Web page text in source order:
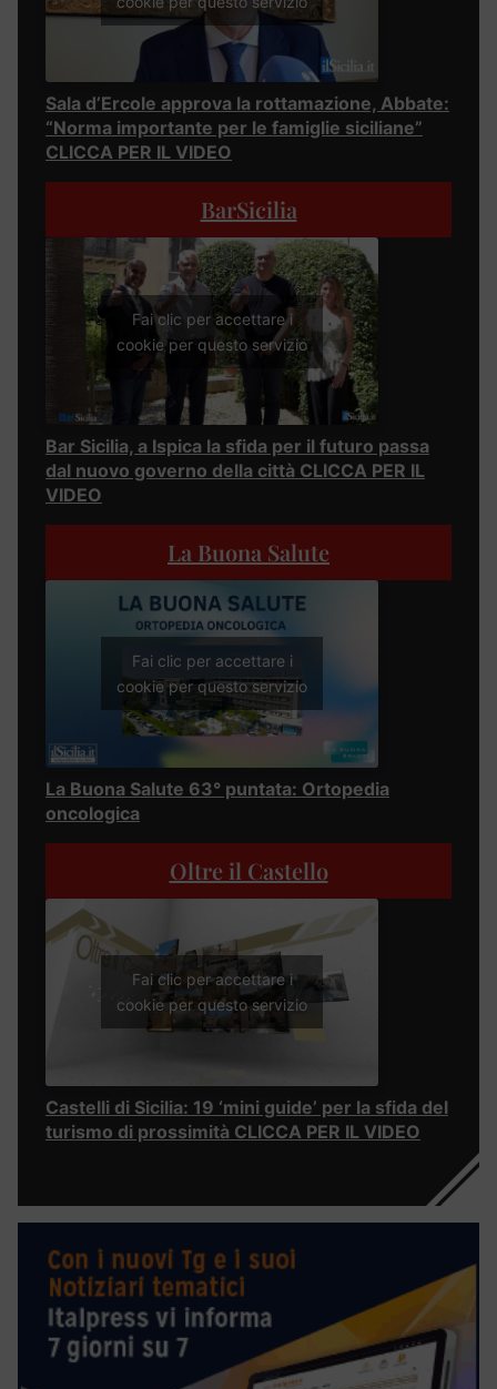
Sala d’Ercole approva la rottamazione, Abbate:
“Norma importante per le famiglie siciliane”
CLICCA PER IL VIDEO
BarSicilia
Fai clic per accettare i
cookie per questo servizio
Bar Sicilia, a Ispica la sfida per il futuro passa
dal nuovo governo della città CLICCA PER IL
VIDEO
La Buona Salute
Fai clic per accettare i
cookie per questo servizio
La Buona Salute 63° puntata: Ortopedia
oncologica
Oltre il Castello
Fai clic per accettare i
cookie per questo servizio
Castelli di Sicilia: 19 ‘mini guide’ per la sfida del
turismo di prossimità CLICCA PER IL VIDEO